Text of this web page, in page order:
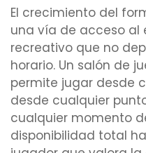
El crecimiento del
una vía de acceso al
recreativo que no
horario. Un salón de
permite jugar desde
desde cualquier
cualquier momento
disponibilidad total